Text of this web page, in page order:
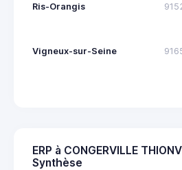
Ris-Orangis
Vigneux-sur-Seine
ERP à CONGERVILLE
Synthèse